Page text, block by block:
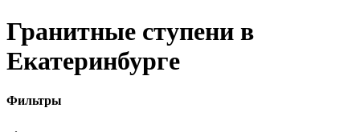
Гранитные ступени в
Екатеринбурге
Фильтры